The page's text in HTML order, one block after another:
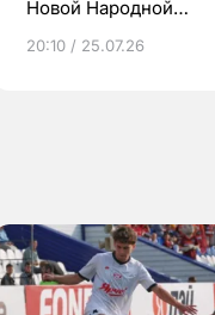
Новой Народной
20:10 / 25.07.26